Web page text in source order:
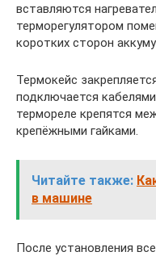
вставляются
терморегулятором
коротких сторон
Термокейс
подключается
термореле крепятся
крепёжными гайками.
Читайте также:
в машине
После установления